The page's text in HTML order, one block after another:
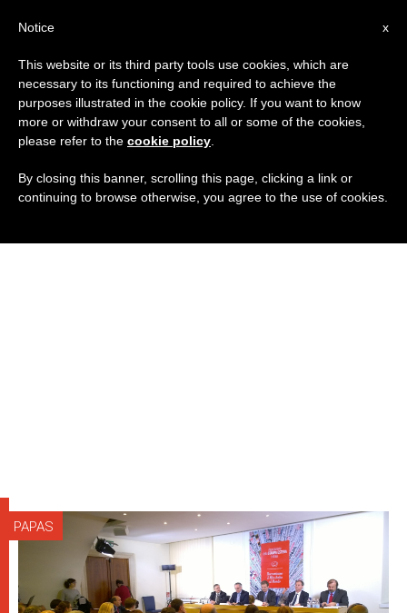
PAPAS
x
Notice
This website or its third party tools use cookies, which are
necessary to its functioning and required to achieve the
purposes illustrated in the cookie policy. If you want to know
more or withdraw your consent to all or some of the cookies,
please refer to the cookie policy
By closing this banner, scrolling this page, clicking a link or
continuing to browse otherwise, you agree to the use of cookies.